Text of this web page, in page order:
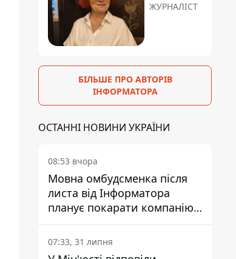
ЖУРНАЛІСТ
БІЛЬШЕ ПРО АВТОРІВ
ІНФОРМАТОРА
ОСТАННІ НОВИНИ УКРАЇНИ
08:53 вчора
Мовна омбудсменка після
листа від Інформатора
планує покарати компанію-
підрядника ПриватБанку
07:33, 31 липня